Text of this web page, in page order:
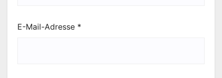
E-Mail-Adresse *